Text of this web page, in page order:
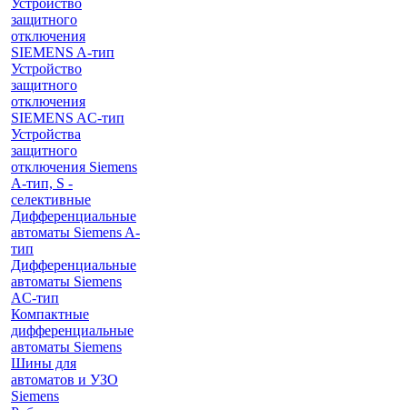
Устройство
защитного
отключения
SIEMENS A-тип
Устройство
защитного
отключения
SIEMENS AС-тип
Устройства
защитного
отключения Siemens
A-тип, S -
селективные
Дифференциальные
автоматы Siemens A-
тип
Дифференциальные
автоматы Siemens
AС-тип
Компактные
дифференциальные
автоматы Siemens
Шины для
автоматов и УЗО
Siemens